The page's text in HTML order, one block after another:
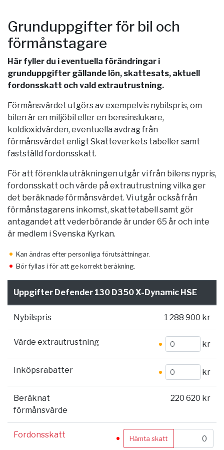
Grunduppgifter för bil och
förmånstagare
Här fyller du i eventuella förändringar i
grunduppgifter gällande lön, skattesats, aktuell
fordonsskatt och vald extrautrustning.
Förmånsvärdet utgörs av exempelvis nybilspris, om
bilen är en miljöbil eller en bensinslukare,
koldioxidvärden, eventuella avdrag från
förmånsvärdet enligt Skatteverkets tabeller samt
fastställd fordonsskatt.
För att förenkla uträkningen utgår vi från bilens nypris,
fordonsskatt och värde på extrautrustning vilka ger
det beräknade förmånsvärdet. Vi utgår också från
förmånstagarens inkomst, skattetabell samt gör
antagandet att vederbörande är under 65 år och inte
är medlem i Svenska Kyrkan.
Kan ändras efter personliga förutsättningar.
Bör fyllas i för att ge korrekt beräkning.
Uppgifter Defender 130 D350 X-Dynamic HSE
Nybilspris 1 288 900 kr
Värde extrautrustning kr
Inköpsrabatter kr
Beräknat
förmånsvärde
220 620 kr
Fordonsskatt Hämta skatt